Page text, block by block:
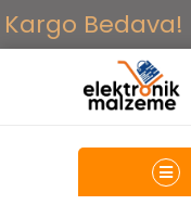
Bedava!